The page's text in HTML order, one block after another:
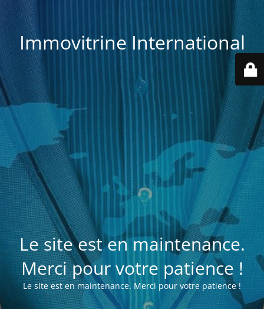
Immovitrine International
Le site est en maintenance.
Merci pour votre patience !
Le site est en maintenance. Merci pour votre patience !